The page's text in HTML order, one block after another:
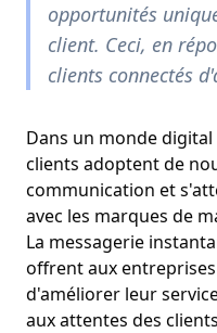
opportunités
client. Ceci, en
clients connectés
Dans un monde
clients adoptent de
communication et
avec les marques de
La messagerie
offrent aux
d'améliorer leur
aux attentes des